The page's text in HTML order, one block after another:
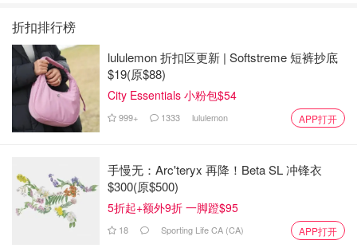
折扣排行榜
lululemon 折扣区更新 | Softstreme 短裤抄底
$19(原$88)
City Essentials 小粉包$54
999+ 1333 lululemon APP打开
手慢无：Arc'teryx 再降！Beta SL 冲锋衣
$300(原$500)
5折起+额外9折 一脚蹬$95
18 Sporting Life CA (CA) APP打开